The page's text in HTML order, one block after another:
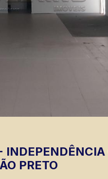
INDEPENDÊNCIA
PRETO